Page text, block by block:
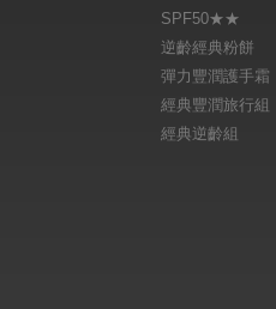
SPF50★★
逆齡經典粉餅
彈力豐潤護手霜
經典豐潤旅行組
經典逆齡組